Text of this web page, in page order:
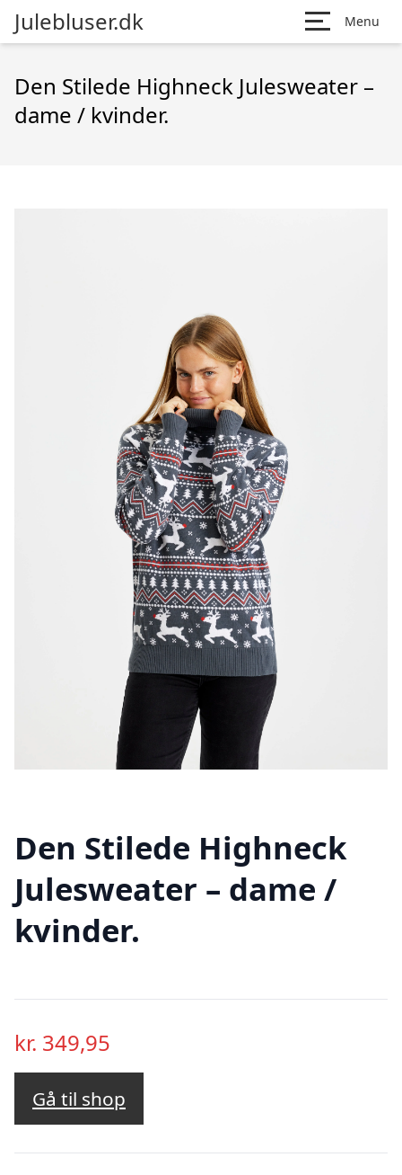
Julebluser.dk Menu
Den Stilede Highneck Julesweater –
dame / kvinder.
Den Stilede Highneck
Julesweater – dame /
kvinder.
kr. 349,95
Gå til shop